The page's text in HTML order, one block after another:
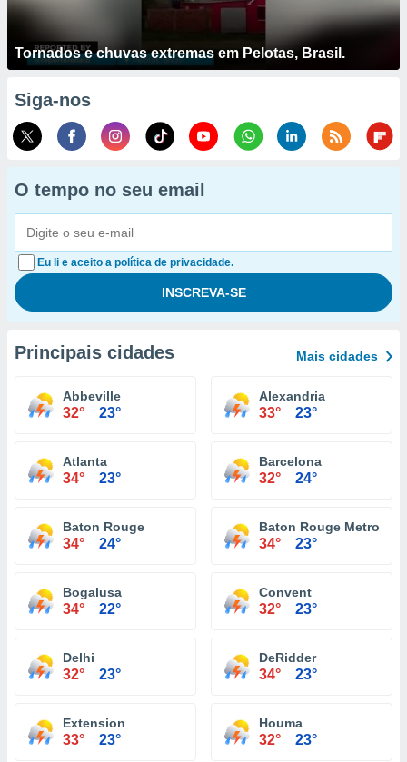
Tornados e chuvas extremas em Pelotas, Brasil.
Siga-nos
O tempo no seu email
Eu li e aceito a política de privacidade.
Principais cidades Mais cidades
Abbeville
32° 23°
Alexandria
33° 23°
Atlanta
34° 23°
Barcelona
32° 24°
Baton Rouge
34° 24°
Baton Rouge
34° 23°
Bogalusa
34° 22°
Convent
32° 23°
Delhi
32° 23°
DeRidder
34° 23°
Extension
33° 23°
Houma
32° 23°